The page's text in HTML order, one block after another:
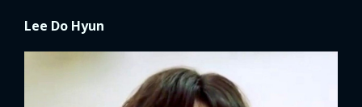
Lee Do Hyun